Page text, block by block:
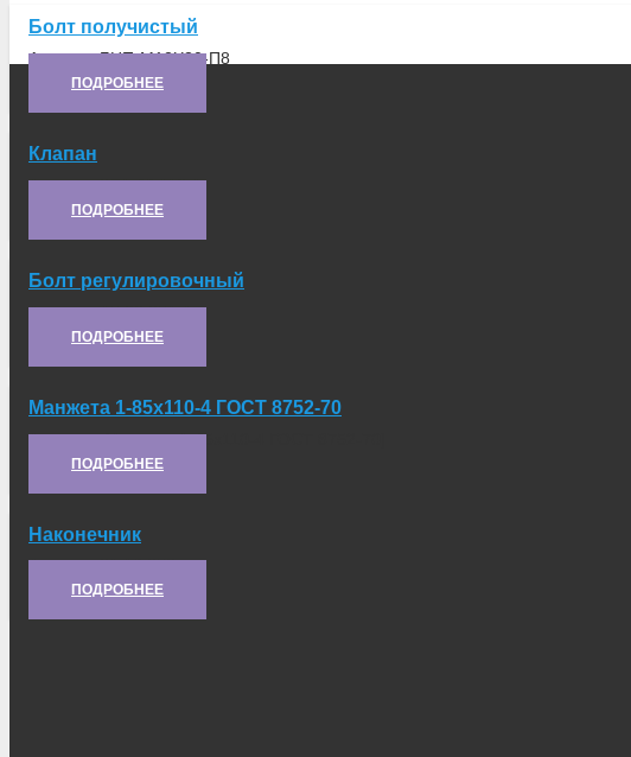
Болт получистый
Артикул:БНП-М12Х30-П8
ПОДРОБНЕЕ
Клапан
Артикул:2С1.80.113-1
ПОДРОБНЕЕ
Болт регулировочный
Артикул:А5.22.251-1
ПОДРОБНЕЕ
Манжета 1-85х110-4 ГОСТ 8752-70
Артикул:[Манжета 1-85х110-4 ГОСТ 8752-70]
ПОДРОБНЕЕ
Наконечник
Артикул:21.10.252
ПОДРОБНЕЕ